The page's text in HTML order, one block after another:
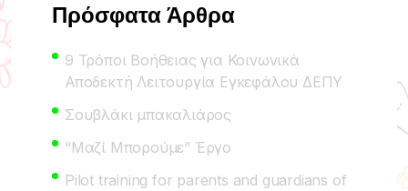
Πρόσφατα Άρθρα
9 Τρόποι Βοήθειας για Κοινωνικά
Αποδεκτή Λειτουργία Εγκεφάλου ΔΕΠΥ
Σουβλάκι μπακαλιάρος
“Μαζί Μπορούμε” Έργο
Pilot training for parents and guardians of